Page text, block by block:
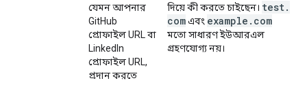
যেমন আপনার
GitHub
প্রোফাইল URL বা
LinkedIn
প্রোফাইল URL,
প্রদান করতে
দিয়ে কী করতে চাইছেন। test.
comএবং example . com
মতো সাধারণ ইউআরএল
গ্রহণযোগ্য নয়।